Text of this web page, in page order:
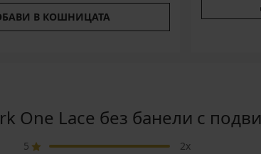
В КОШНИЦАТА
Lace без банели с
5
2x